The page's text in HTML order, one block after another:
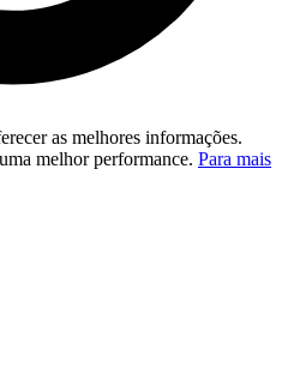
as melhores informações.
melhor performance. Para mais